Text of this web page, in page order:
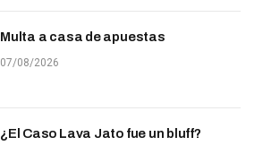
Multa a casa de apuestas
07/08/2026
¿El Caso Lava Jato fue un bluff?